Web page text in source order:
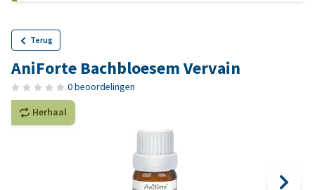
Terug
AniForte Bachbloesem Vervain
0 beoordelingen
Herhaal